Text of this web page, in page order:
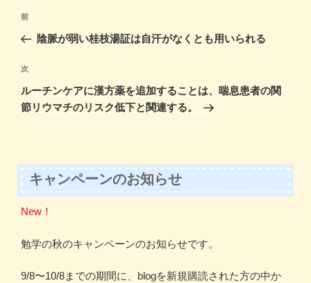
投
ナ
ビ
ゲ
ー
ン
前
の
稿
前
陰脈が弱い桂枝湯証は自汗がなくとも用いられる
次
の
投
次
ルーチンケアに漢方薬を追加することは、喘息患者の関
節リウマチのリスク低下と関連する。
キャンペーンのお知らせ
New！
勉学の秋のキャンペーンのお知らせです。
9/8〜10/8までの期間に、blogを新規購読された方の中か